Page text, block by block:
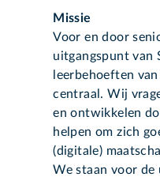
Missie
Voor en door
uitgangspunt van
leerbehoeften
centraal. Wij
en ontwikkelen
helpen om zich
(digitale)
We staan voor de